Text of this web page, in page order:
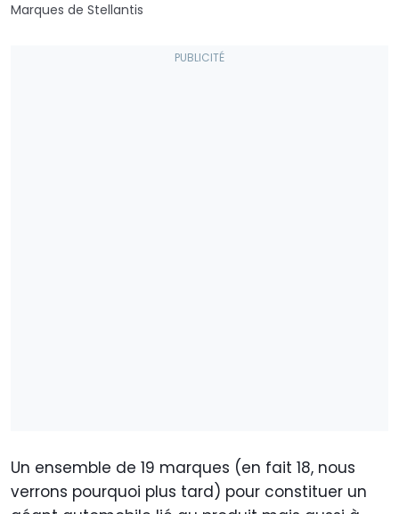
Marques de Stellantis
Un ensemble de 19 marques (en fait 18, nous
verrons pourquoi plus tard) pour constituer un